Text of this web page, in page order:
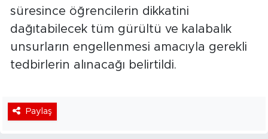
süresince öğrencilerin dikkatini
dağıtabilecek tüm gürültü ve kalabalık
unsurların engellenmesi amacıyla gerekli
tedbirlerin alınacağı belirtildi.
Paylaş